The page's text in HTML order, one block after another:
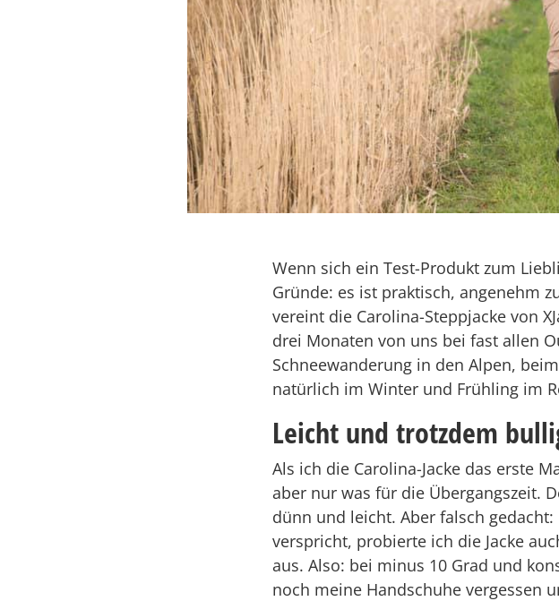
Wenn sich ein Test-Produkt zum
Gründe: es ist praktisch, angenehm
vereint die Carolina-Steppjacke von
drei Monaten von uns bei fast allen
Schneewanderung in den Alpen,
natürlich im Winter und Frühling im
Leicht und trotzdem
Als ich die Carolina-Jacke das erste
aber nur was für die Übergangszeit.
dünn und leicht. Aber falsch
verspricht, probierte ich die Jacke
aus. Also: bei minus 10 Grad und
noch meine Handschuhe vergessen